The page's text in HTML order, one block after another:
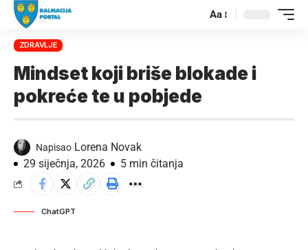
Aa
ZDRAVLJE
Mindset koji briše blokade i
pokreće te u pobjede
Napisao Lorena Novak
29 siječnja, 2026
5 min čitanja
ChatGPT